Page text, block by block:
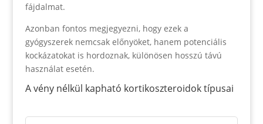
fájdalmat.
Azonban fontos megjegyezni, hogy ezek a
gyógyszerek nemcsak előnyöket, hanem potenciális
kockázatokat is hordoznak, különösen hosszú távú
használat esetén.
A vény nélkül kapható kortikoszteroidok típusai